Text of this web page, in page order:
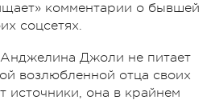
комментарии о бывшей
соцсетях.
Джоли не питает
возлюбленной отца своих
источники, она в крайнем